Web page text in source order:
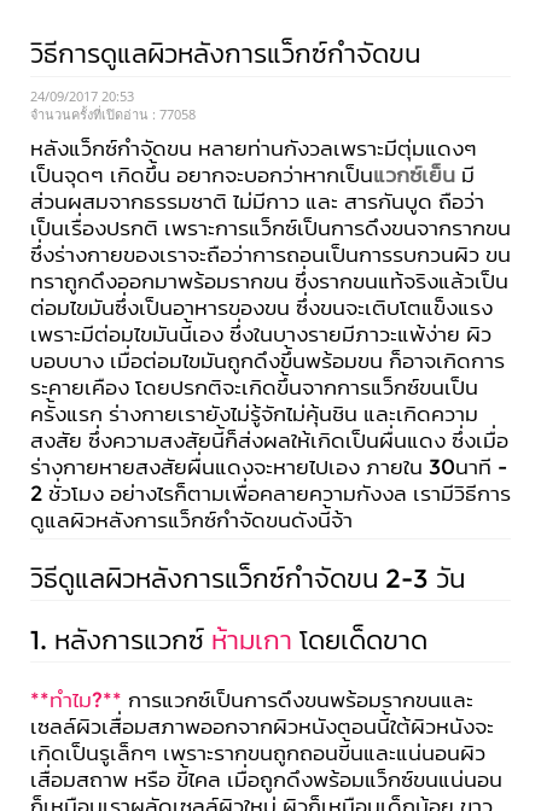
วิธีการดูแลผิวหลังการแว็กซ์กำจัดขน
24/09/2017 20:53
จำนวนครั้งที่เปิดอ่าน : 77058
หลังแว็กซ์กำจัดขน หลายท่านกังวลเพราะมีตุ่มแดงๆ
เป็นจุดๆ เกิดขึ้น อยากจะบอกว่าหากเป็นแวกซ์เย็น มี
ส่วนผสมจากธรรมชาติ ไม่มีกาว และ สารกันบูด ถือว่า
เป็นเรื่องปรกติ เพราะการแว็กซ์เป็นการดึงขนจากรากขน
ซึ่งร่างกายของเราจะถือว่าการถอนเป็นการรบกวนผิว ขน
ทราถูกดึงออกมาพร้อมรากขน ซึ่งรากขนแท้จริงแล้วเป็น
ต่อมไขมันซึ่งเป็นอาหารของขน ซึ่งขนจะเติบโตแข็งแรง
เพราะมีต่อมไขมันนี้เอง ซึ่งในบางรายมีภาวะแพ้ง่าย ผิว
บอบบาง เมื่อต่อมไขมันถูกดึงขึ้นพร้อมขน ก็อาจเกิดการ
ระคายเคือง โดยปรกติจะเกิดขึ้นจากการแว็กซ์ขนเป็น
ครั้งแรก ร่างกายเรายังไม่รู้จักไม่คุ้นชิน และเกิดความ
สงสัย ซึ่งความสงสัยนี้ก็ส่งผลให้เกิดเป็นผื่นแดง ซึ่งเมื่อ
ร่างกายหายสงสัยผื่นแดงจะหายไปเอง ภายใน 30นาที -
2 ชั่วโมง อย่างไรก็ตามเพื่อคลายความกังงล เรามีวิธีการ
ดูแลผิวหลังการแว็กซ์กำจัดขนดังนี้จ้า
วิธีดูแลผิวหลังการแว็กซ์กำจัดขน 2-3 วัน
1. หลังการแวกซ์ ห้ามเกา โดยเด็ดขาด
**ทำไม?** การแวกซ์เป็นการดึงขนพร้อมรากขนและ
เซลล์ผิวเสื่อมสภาพออกจากผิวหนังตอนนี้ใต้ผิวหนังจะ
เกิดเป็นรูเล็กๆ เพราะรากขนถูกถอนขี้นและแน่นอนผิว
เสื่อมสถาพ หรือ ขี้ไคล เมื่อถูกดึงพร้อมแว็กซ์ขนแน่นอน
ก็เหมือนเราผลัดเซลล์ผิวใหม่ ผิวก็เหมือนเด็กน้อย ขาว